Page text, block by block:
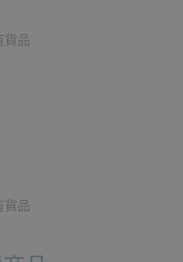
貨品
貨品